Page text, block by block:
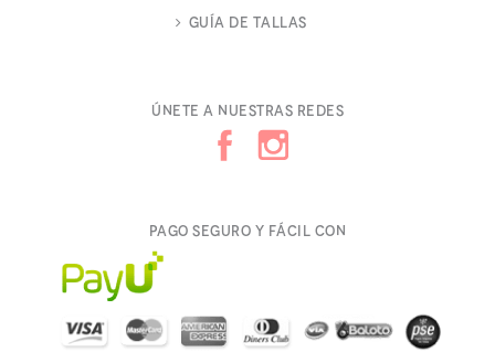
Guía de Tallas
Únete a nuestras redes
Pago seguro y fácil con